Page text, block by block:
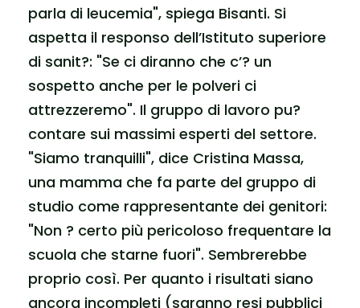
parla di leucemia", spiega Bisanti. Si
aspetta il responso dell’Istituto superiore
di sanit?: "Se ci diranno che c’? un
sospetto anche per le polveri ci
attrezzeremo". Il gruppo di lavoro pu?
contare sui massimi esperti del settore.
"Siamo tranquilli", dice Cristina Massa,
una mamma che fa parte del gruppo di
studio come rappresentante dei genitori:
"Non ? certo più pericoloso frequentare la
scuola che starne fuori". Sembrerebbe
proprio così. Per quanto i risultati siano
ancora incompleti (saranno resi pubblici